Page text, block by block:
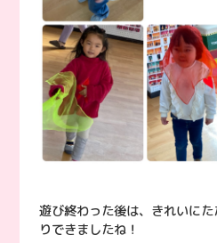
遊び終わった後は、きれいに
りできましたね！